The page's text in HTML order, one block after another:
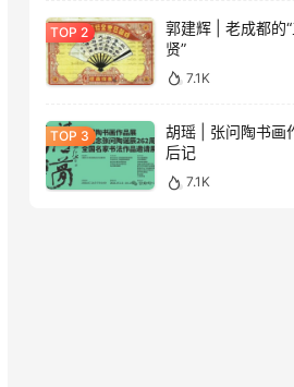
郭建辉 | 老成都的
贤”
7.1K
胡瑶 | 张问陶书画
后记
7.1K